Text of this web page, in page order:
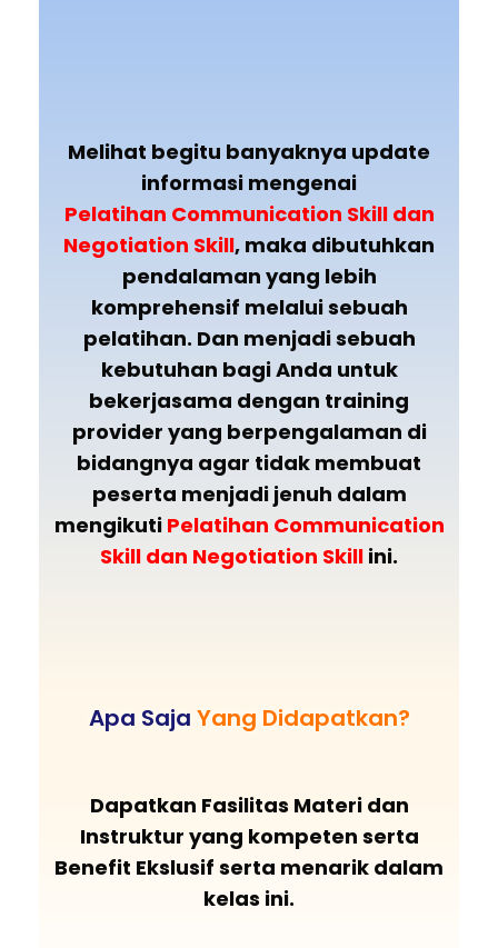
Melihat begitu banyaknya update
informasi mengenai
Pelatihan Communication Skill dan
Negotiation Skill, maka dibutuhkan
pendalaman yang lebih
komprehensif melalui sebuah
pelatihan. Dan menjadi sebuah
kebutuhan bagi Anda untuk
bekerjasama dengan training
provider yang berpengalaman di
bidangnya agar tidak membuat
peserta menjadi jenuh dalam
mengikuti Pelatihan Communication
Skill dan Negotiation Skill ini.
Apa Saja Yang Didapatkan?
Dapatkan Fasilitas Materi dan
Instruktur yang kompeten serta
Benefit Ekslusif serta menarik dalam
kelas ini.